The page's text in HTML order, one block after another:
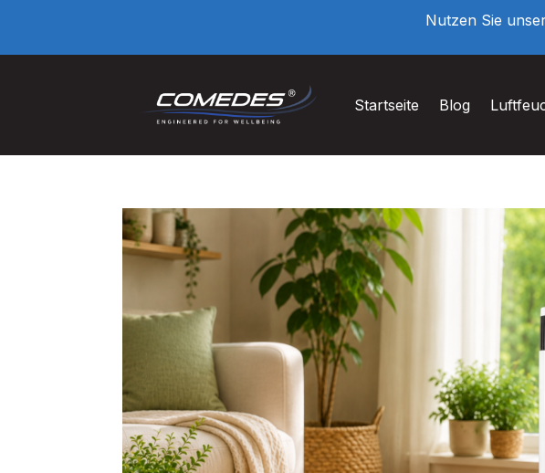
Nutzen Sie
Startseite Blog